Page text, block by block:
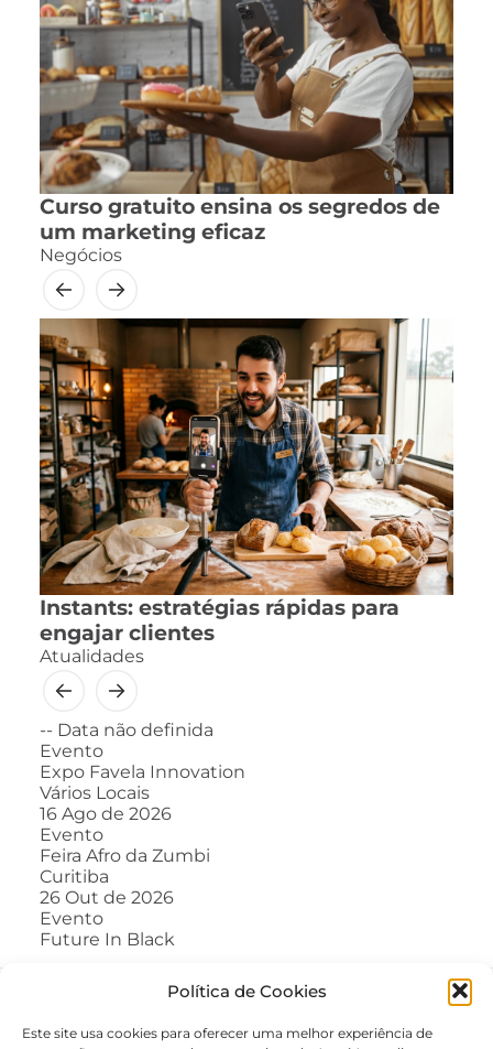
Política de Cookies
Este site usa cookies para oferecer uma melhor experiência de
Curso gratuito ensina os segredos de
um marketing eficaz
Negócios
Instants: estratégias rápidas para
engajar clientes
Atualidades
-- Data não definida
Evento
Expo Favela Innovation
Vários Locais
16 Ago de 2026
Evento
Feira Afro da Zumbi
Curitiba
26 Out de 2026
Evento
Future In Black